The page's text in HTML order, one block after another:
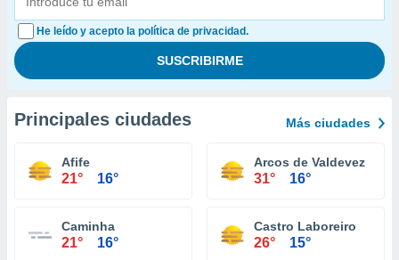
He leído y acepto la política de privacidad.
Principales ciudades Más ciudades
Afife
21° 16°
Arcos de Valdevez
31° 16°
Caminha
21° 16°
Castro Laboreiro
26° 15°